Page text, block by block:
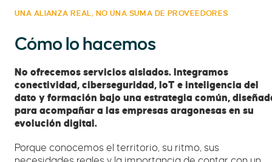
UNA ALIANZA REAL, NO UNA SUMA DE PROVEEDORES
Cómo lo hacemos
No ofrecemos servicios aislados. Integramos
conectividad, ciberseguridad, IoT e inteligencia del
dato y formación bajo una estrategia común,
para acompañar a las empresas aragonesas en su
evolución digital.
Porque conocemos el territorio, su ritmo, sus